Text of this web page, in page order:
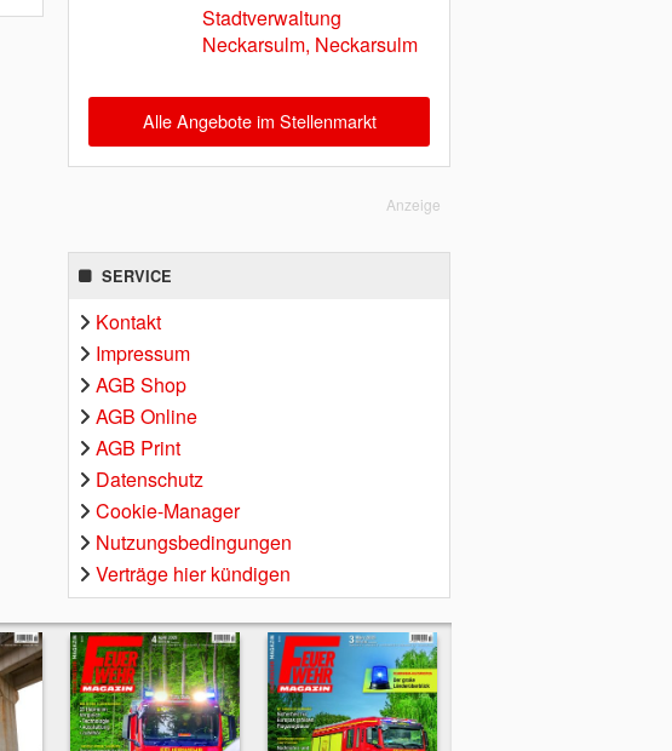
Stadtverwaltung
Neckarsulm, Neckarsulm
Alle Angebote im Stellenmarkt
Anzeige
SERVICE
Kontakt
Impressum
AGB Shop
AGB Online
AGB Print
Datenschutz
Cookie-Manager
Nutzungsbedingungen
Verträge hier kündigen